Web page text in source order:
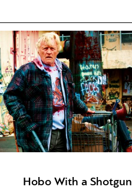
Hobo With a Shotgun